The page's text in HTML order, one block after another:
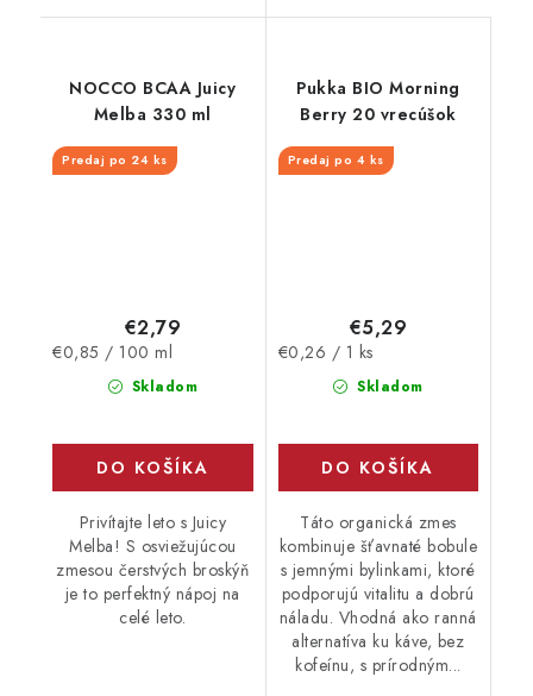
NOCCO BCAA Juicy
Melba 330 ml
Predaj po 24 ks
Skladom
€2,79
Jednotková
€0,85 / 100 ml
DO KOŠÍKA
Privítajte leto s Juicy
Melba! S osviežujúcou
zmesou čerstvých broskýň
je to perfektný nápoj na
celé leto.
Pukka BIO Morning
Berry 20 vrecúšok
Predaj po 4 ks
Skladom
€5,29
Jednotková
€0,26 / 1 ks
DO KOŠÍKA
Táto organická zmes
kombinuje šťavnaté bobule
s jemnými bylinkami, ktoré
podporujú vitalitu a dobrú
náladu. Vhodná ako ranná
alternatíva ku káve, bez
kofeínu, s prírodným...